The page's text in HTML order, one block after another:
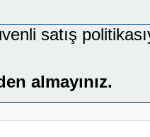
satış
almayınız.